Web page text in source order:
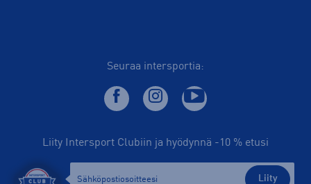
Seuraa intersportia:
Liity Intersport Clubiin ja hyödynnä -10 % etusi
Liity